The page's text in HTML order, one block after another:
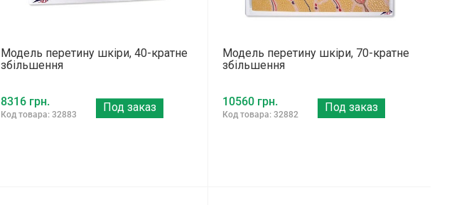
Модель перетину шкіри, 40-кратне
збільшення
8316 грн.
Код товара: 32883
Под заказ
Модель перетину шкіри, 70-кратне
збільшення
10560 грн.
Код товара: 32882
Под заказ